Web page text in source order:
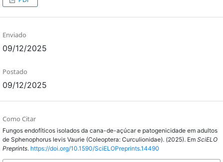
Enviado
09/12/2025
Postado
09/12/2025
Como Citar
Fungos endofíticos isolados da cana-de-açúcar e patogenicidade em adultos
de Sphenophorus levis Vaurie (Coleoptera: Curculionidae). (2025). Em SciELO
Preprints. https://doi.org/10.1590/SciELOPreprints.14490